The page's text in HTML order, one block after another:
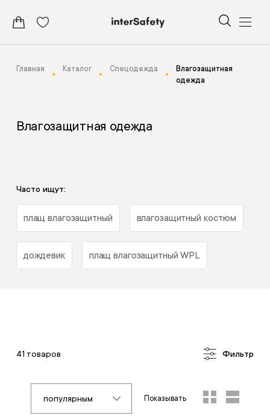
Главная Каталог Спецодежда
Влагозащитная
одежда
Влагозащитная одежда
Часто ищут:
плащ влагозащитный влагозащитный костюм
дождевик плащ влагозащитный WPL
41 товаров Фильтр
популярным Показывать